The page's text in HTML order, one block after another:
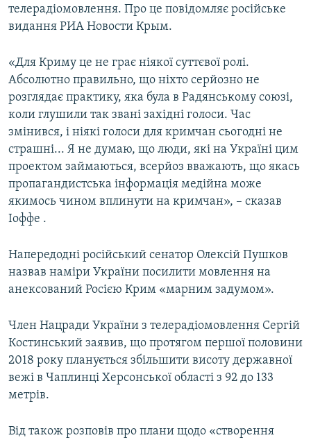
телерадіомовлення. Про це повідомляє російське
видання РИА Новости Крым.
«Для Криму це не грає ніякої суттєвої ролі.
Абсолютно правильно, що ніхто серйозно не
розглядає практику, яка була в Радянському союзі,
коли глушили так звані західні голоси. Час
змінився, і ніякі голоси для кримчан сьогодні не
страшні... Я не думаю, що люди, які на Україні цим
проектом займаються, всерйоз вважають, що якась
пропагандистська інформація медійна може
якимось чином вплинути на кримчан», – сказав
Іоффе .
Напередодні російський сенатор Олексій Пушков
назвав наміри України посилити мовлення на
анексований Росією Крим «марним задумом».
Член Нацради України з телерадіомовлення Сергій
Костинський заявив, що протягом першої половини
2018 року планується збільшити висоту державної
вежі в Чаплинці Херсонської області з 92 до 133
метрів.
Від також розповів про плани щодо «створення